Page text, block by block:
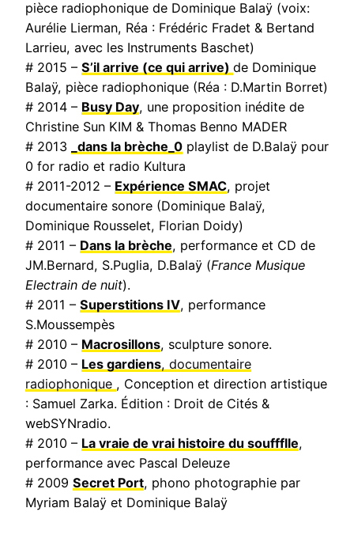
pièce radiophonique de Dominique Balaÿ (voix:
Aurélie Lierman, Réa : Frédéric Fradet & Bertand
Larrieu, avec les Instruments Baschet)
# 2015 – S’il arrive (ce qui arrive) de Dominique
Balaÿ, pièce radiophonique (Réa : D.Martin Borret)
# 2014 – Busy Day, une proposition inédite de
Christine Sun KIM & Thomas Benno MADER
# 2013
_dans la brèche_0 playlist de D.Balaÿ pour
0 for radio et radio Kultura
# 2011-2012 – Expérience SMAC, projet
documentaire sonore (Dominique Balaÿ,
Dominique Rousselet, Florian Doidy)
# 2011 – Dans la brèche, performance et CD de
JM.Bernard, S.Puglia, D.Balaÿ (France Musique
Electrain de nuit).
# 2011 – Superstitions IV, performance
S.Moussempès
# 2010 – Macrosillons, sculpture sonore.
# 2010 – Les gardiens, documentaire
radiophonique , Conception et direction artistique
: Samuel Zarka. Édition : Droit de Cités &
webSYNradio.
# 2010 – La vraie de vrai histoire du souffflle,
performance avec Pascal Deleuze
# 2009 Secret Port, phono photographie par
Myriam Balaÿ et Dominique Balaÿ